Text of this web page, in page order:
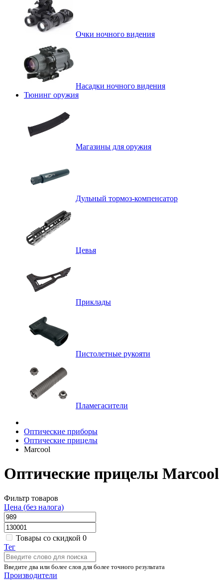
Очки ночного видения
Насадки ночного видения
Тюнинг оружия
Магазины для оружия
Дульный тормоз-компенсатор
Цевья
Приклады
Пистолетные рукояти
Пламегасители
Оптические приборы
Оптические прицелы
Marcool
Оптические прицелы Marcool
Фильтр товаров
Цена (без налога)
Товары со скидкой 0
Тег
Введите два или более слов для более точного результата
Производители